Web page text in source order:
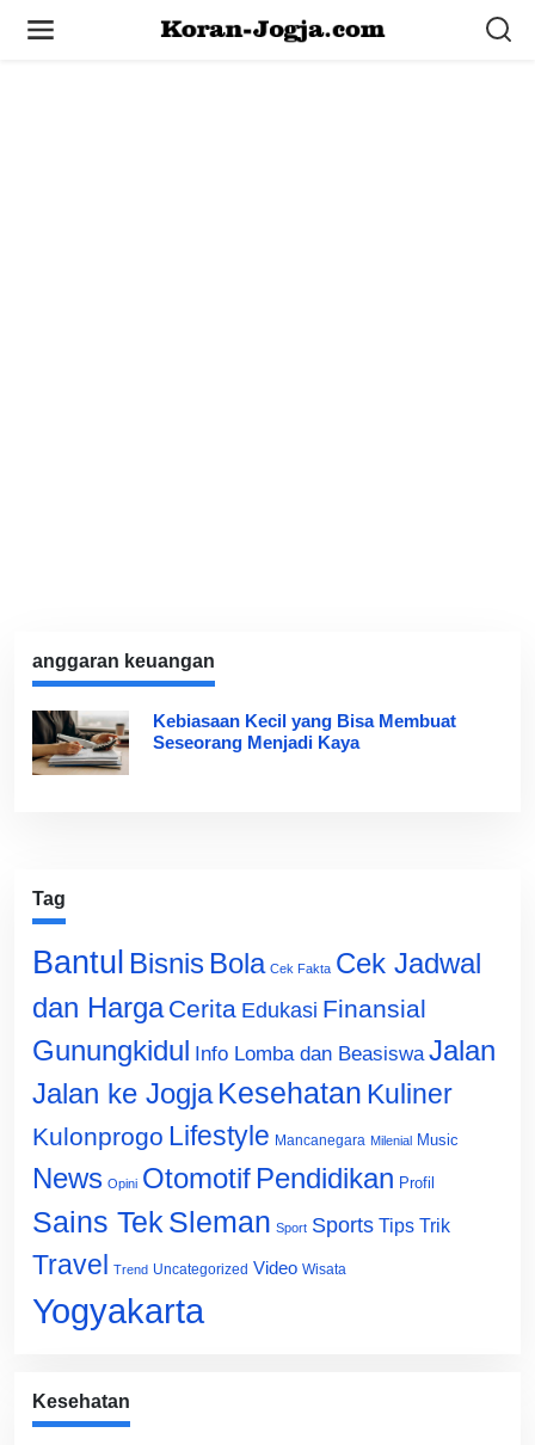
anggaran keuangan
Kebiasaan Kecil yang Bisa Membuat
Seseorang Menjadi Kaya
Tag
Bantul Bisnis Bola Cek Fakta Cek Jadwal
dan Harga Cerita Edukasi Finansial
Gunungkidul Info Lomba dan Beasiswa Jalan
Jalan ke Jogja Kesehatan Kuliner
Kulonprogo Lifestyle Mancanegara Milenial Music
News Opini Otomotif Pendidikan Profil
Sains Tek Sleman Sport Sports Tips Trik
Travel Trend Uncategorized Video Wisata
Yogyakarta
Kesehatan